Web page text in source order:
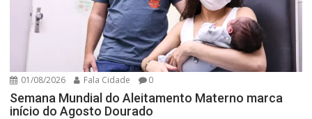
01/08/2026 Fala Cidade 0
Semana Mundial do Aleitamento Materno marca
início do Agosto Dourado